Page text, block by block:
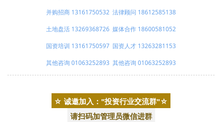
并购招商 13161750532 法律顾问 18612585138
土地盘活 13269368726 媒体合作 18600581052
国资培训 13161750597 国资人才 13263281153
其他咨询 01063252893 其他咨询 01063252893
☆ 诚邀加入："投资行业交流群"☆
请扫码加管理员微信进群